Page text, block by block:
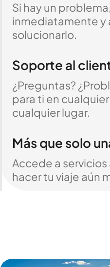
Si hay un
inmediatamente y
solucionarlo.
Soporte al
¿Preguntas?
para ti en
cualquier lugar.
Más que solo
Accede a
hacer tu viaje aún